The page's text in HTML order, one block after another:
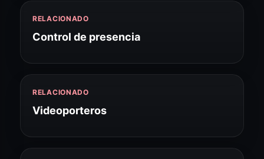
RELACIONADO
Control de presencia
RELACIONADO
Videoporteros